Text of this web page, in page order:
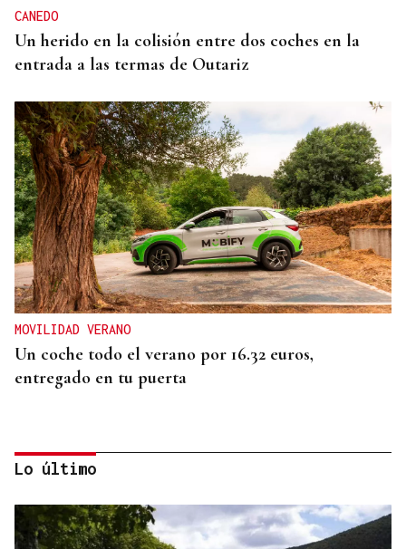
CANEDO
Un herido en la colisión entre dos coches en la
entrada a las termas de Outariz
MOVILIDAD VERANO
Un coche todo el verano por 16.32 euros,
entregado en tu puerta
Lo último